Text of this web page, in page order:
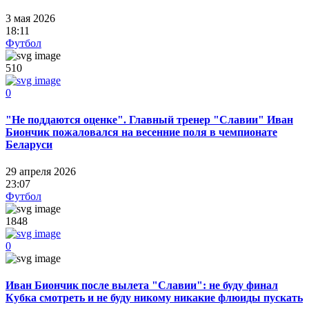
3 мая 2026
18:11
Футбол
510
0
"Не поддаются оценке". Главный тренер "Славии" Иван
Биончик пожаловался на весенние поля в чемпионате
Беларуси
29 апреля 2026
23:07
Футбол
1848
0
Иван Биончик после вылета "Славии": не буду финал
Кубка смотреть и не буду никому никакие флюиды пускать